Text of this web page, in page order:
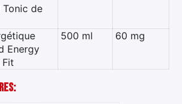
de
Energy
500 ml 60 mg